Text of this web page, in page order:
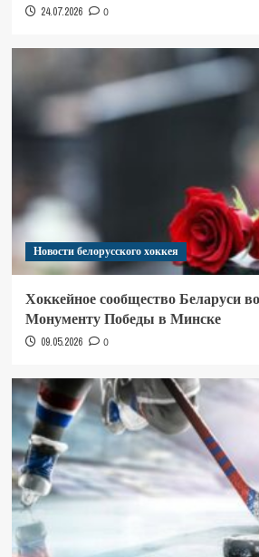
24.07.2026 0
Новости белорусского хоккея
Хоккейное сообщество Беларуси
Монументу Победы в Минске
09.05.2026 0